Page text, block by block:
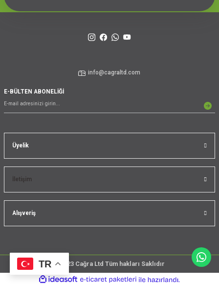
Üyelik
İletişim
Alışveriş
TR
info@cagraltd.com
E-BÜLTEN ABONELİĞİ
@2023 Cağra Ltd Tüm hakları Saklıdır
çember
ideasoft
e-